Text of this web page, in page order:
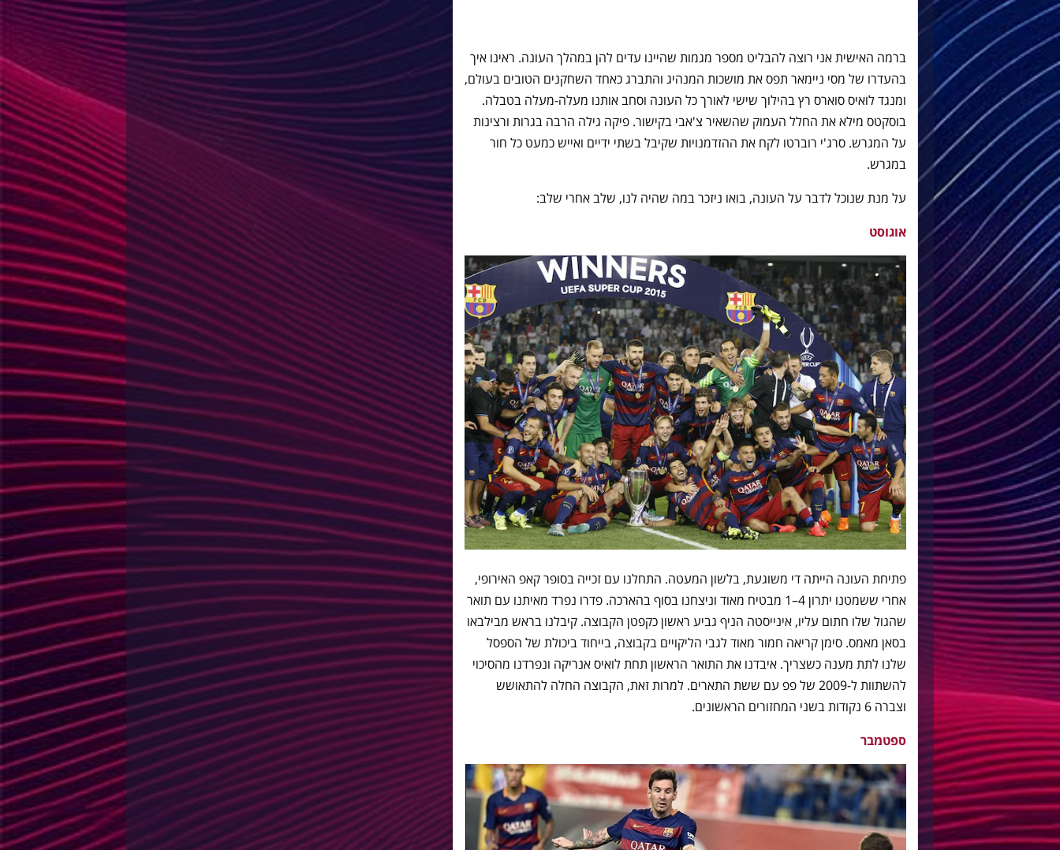
ברמה האישית אני רוצה להבליט מספר מגמות שהיינו עדים להן במהלך העונה. ראינו איך
בהעדרו של מסי ניימאר תפס את מושכות המנהיג והתברג כאחד השחקנים הטובים בעולם,
ומנגד לואיס סוארס רץ בהילוך שישי לאורך כל העונה וסחב אותנו מעלה-מעלה בטבלה.
בוסקטס מילא את החלל העמוק שהשאיר צ'אבי בקישור. פיקה גילה הרבה בגרות ורצינות
על המגרש. סרג'י רוברטו לקח את ההזדמנויות שקיבל בשתי ידיים ואייש כמעט כל חור
במגרש.
על מנת שנוכל לדבר על העונה, בואו ניזכר במה שהיה לנו, שלב אחרי שלב:
אוגוסט
פתיחת העונה הייתה די משוגעת, בלשון המעטה. התחלנו עם זכייה בסופר קאפ האירופי,
אחרי ששמטנו יתרון 4–1 מבטיח מאוד וניצחנו בסוף בהארכה. פדרו נפרד מאיתנו עם תואר
שהגול שלו חתום עליו, אינייסטה הניף גביע ראשון כקפטן הקבוצה. קיבלנו בראש מבילבאו
בסאן מאמס. סימן קריאה חמור מאוד לגבי הליקויים בקבוצה, בייחוד ביכולת של הספסל
שלנו לתת מענה כשצריך. איבדנו את התואר הראשון תחת לואיס אנריקה ונפרדנו מהסיכוי
להשתוות ל-2009 של פפ עם ששת התארים. למרות זאת, הקבוצה החלה להתאושש
וצברה 6 נקודות בשני המחזורים הראשונים.
ספטמבר